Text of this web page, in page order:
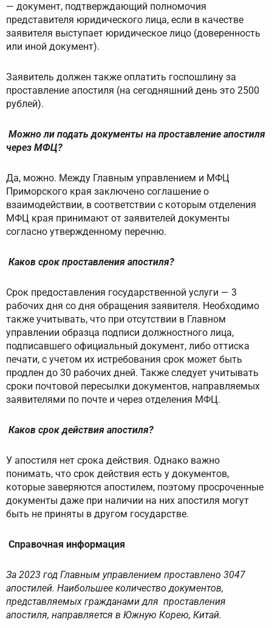
— документ, подтверждающий полномочия
представителя юридического лица, если в качестве
заявителя выступает юридическое лицо (доверенность
или иной документ).
Заявитель должен также оплатить госпошлину за
проставление апостиля (на сегодняшний день это 2500
рублей).
Можно ли подать документы на проставление апостиля
через МФЦ?
Да, можно. Между Главным управлением и МФЦ
Приморского края заключено соглашение о
взаимодействии, в соответствии с которым отделения
МФЦ края принимают от заявителей документы
согласно утвержденному перечню.
Каков срок проставления апостиля?
Срок предоставления государственной услуги — 3
рабочих дня со дня обращения заявителя. Необходимо
также учитывать, что при отсутствии в Главном
управлении образца подписи должностного лица,
подписавшего официальный документ, либо оттиска
печати, с учетом их истребования срок может быть
продлен до 30 рабочих дней. Также следует учитывать
сроки почтовой пересылки документов, направляемых
заявителями по почте и через отделения МФЦ.
Каков срок действия апостиля?
У апостиля нет срока действия. Однако важно
понимать, что срок действия есть у документов,
которые заверяются апостилем, поэтому просроченные
документы даже при наличии на них апостиля могут
быть не приняты в другом государстве.
Справочная информация
За 2023 год Главным управлением проставлено 3047
апостилей. Наибольшее количество документов,
представляемых гражданами для проставления
апостиля, направляется в Южную Корею, Китай.